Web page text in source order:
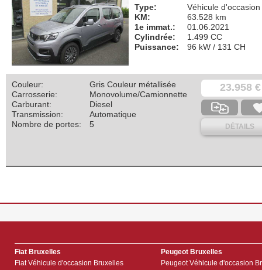
Type:
Véhicule d'occasion
KM:
63.528 km
1e immat.:
01.06.2021
Cylindrée:
1.499 CC
Puissance:
96 kW / 131 CH
23.958 €
DÉTAILS
Couleur:
Gris Couleur métallisée
Carrosserie:
Monovolume/Camionnette
Carburant:
Diesel
Transmission:
Automatique
Nombre de portes:
5
Fiat Bruxelles
Fiat Véhicule d'occasion Bruxelles
Peugeot Bruxelles
Peugeot Véhicule d'occasion